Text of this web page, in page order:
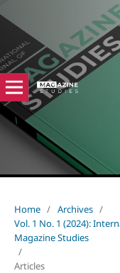
Home / Archives /
Vol. 1 No. 1 (2024):
Magazine Studies
/
Articles